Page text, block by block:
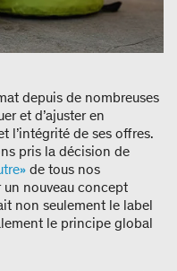
depuis de nombreuses
et d’ajuster en
l’intégrité de ses offres.
pris la décision de
de tous nos
nouveau concept
non seulement le label
le principe global